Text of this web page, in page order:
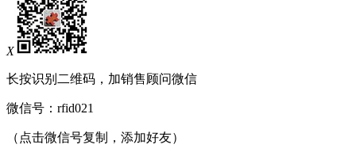
X
长按识别二维码，加销售顾问微信
微信号： rfid021
（点击微信号复制，添加好友）